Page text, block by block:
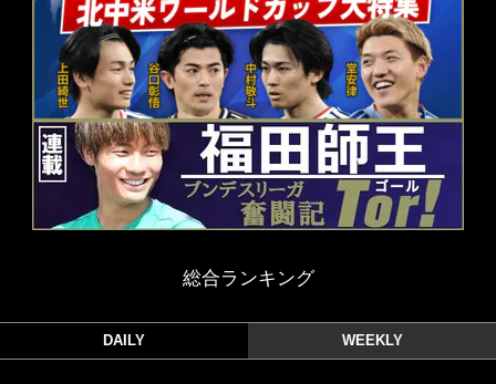
総合ランキング
DAILY WEEKLY